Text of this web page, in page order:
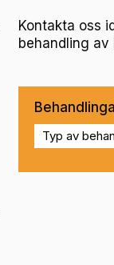
Kontakta oss
behandling av